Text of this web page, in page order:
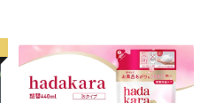
蓄 防災 エコ 消耗品 生活雑貨
生活用品 無香料 トイレット
ペーパー ダブル といれっと
ぺーぱー トイレ クレシア ト